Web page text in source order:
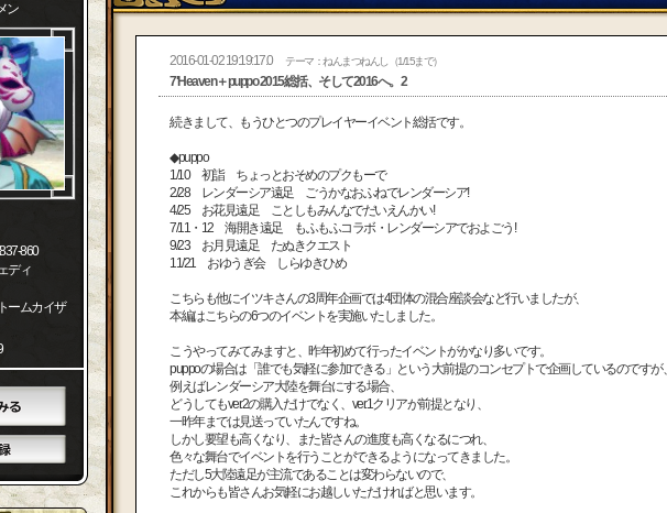
ン
860
ディ
ームカイザ
2016-01-02 19:19:17.0 テーマ：ねんまつねんし（1/15まで）
7'Heaven＋puppo 2015総括、そして2016へ。2
続きまして、もうひとつのプレイヤーイベント総括です。
◆puppo
1/10 初詣 ちょっとおそめのプクもーで
2/28 レンダーシア遠足 ごうかなおふねでレンダーシア!
4/25 お花見遠足 ことしもみんなでだいえんかい!
7/11・12 海開き遠足 もふもふコラボ・レンダーシアでおよごう!
9/23 お月見遠足 たぬきクエスト
11/21 おゆうぎ会 しらゆきひめ
こちらも他にイツキさんの3周年企画では4団体の混合座談会など行いましたが、
本編はこちらの6つのイベントを実施いたしました。
こうやってみてみますと、昨年初めて行ったイベントがかなり多いです。
puppoの場合は「誰でも気軽に参加できる」という大前提のコンセプトで企画しているのですが
例えばレンダーシア大陸を舞台にする場合、
どうしてもver.2の購入だけでなく、ver.1クリアが前提となり、
一昨年までは見送っていたんですね。
しかし要望も高くなり、また皆さんの進度も高くなるにつれ、
色々な舞台でイベントを行うことができるようになってきました。
ただし5大陸遠足が主流であることは変わらないので、
これからも皆さんお気軽にお越しいただければと思います。